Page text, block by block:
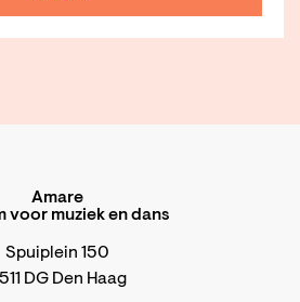
Amare
voor muziek en dans
Spuiplein 150
DG Den Haag